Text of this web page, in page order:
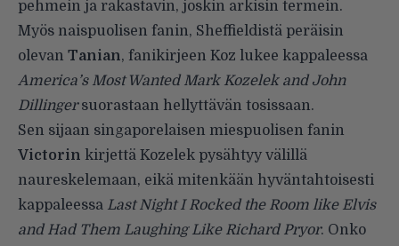
pehmein ja rakastavin, joskin arkisin termein.
Myös naispuolisen fanin, Sheffieldistä peräisin
olevan Tanian, fanikirjeen Koz lukee kappaleessa
America’s Most Wanted Mark Kozelek and John
Dillingersuorastaan hellyttävän tosissaan.
Sen sijaan singaporelaisen miespuolisen fanin
Victorin kirjettä Kozelek pysähtyy välillä
naureskelemaan, eikä mitenkään hyväntahtoisesti
kappaleessa Last Night I Rocked the Room like Elvis
and Had Them Laughing Like Richard Pryor. Onko